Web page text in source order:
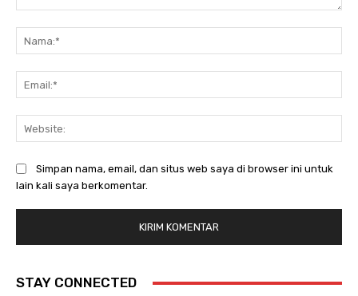
Simpan nama, email, dan situs web saya di browser ini untuk
lain kali saya berkomentar.
STAY CONNECTED